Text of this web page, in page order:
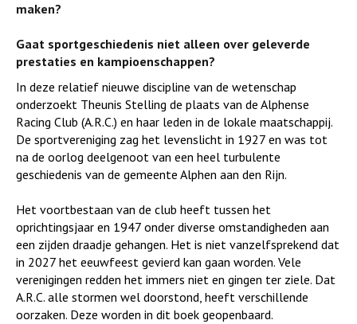
maken?
Gaat sportgeschiedenis niet alleen over geleverde
prestaties en kampioenschappen?
In deze relatief nieuwe discipline van de wetenschap
onderzoekt Theunis Stelling de plaats van de Alphense
Racing Club (A.R.C.) en haar leden in de lokale maatschappij.
De sportvereniging zag het levenslicht in 1927 en was tot
na de oorlog deelgenoot van een heel turbulente
geschiedenis van de gemeente Alphen aan den Rijn.
Het voortbestaan van de club heeft tussen het
oprichtingsjaar en 1947 onder diverse omstandigheden aan
een zijden draadje gehangen. Het is niet vanzelfsprekend dat
in 2027 het eeuwfeest gevierd kan gaan worden. Vele
verenigingen redden het immers niet en gingen ter ziele. Dat
A.R.C. alle stormen wel doorstond, heeft verschillende
oorzaken. Deze worden in dit boek geopenbaard.